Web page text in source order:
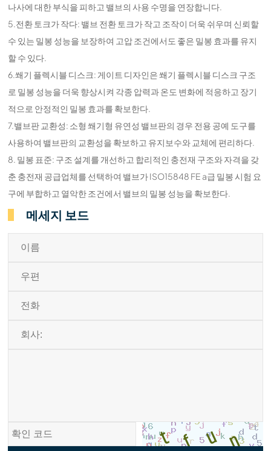
나사에 대한 부식을 피하고 밸브의 사용 수명을 연장합니다.
5.전환 토크가 작다: 밸브 전환 토크가 작고 조작이 더욱 쉬우며 신뢰할
수 있는 밀봉 성능을 보장하여 고압 조건에서도 좋은 밀봉 효과를 유지
할 수 있다.
6.쐐기 플렉시블 디스크: 게이트 디자인은 쐐기 플렉시블 디스크 구조
로 밀봉 성능을 더욱 향상시켜 각종 압력과 온도 변화에 적응하고 장기
적으로 안정적인 밀봉 효과를 확보한다.
7.밸브판 교환성: 소형 쐐기형 유연성 밸브판의 경우 전용 공예 도구를
사용하여 밸브판의 교환성을 확보하고 유지보수와 교체에 편리하다.
8. 밀봉 표준: 구조 설계를 개선하고 합리적인 충전재 구조와 자격을 갖
춘 충전재 공급업체를 선택하여 밸브가 ISO15848 FE a급 밀봉 시험 요
구에 부합하고 열악한 조건에서 밸브의 밀봉 성능을 확보한다.
메세지 보드